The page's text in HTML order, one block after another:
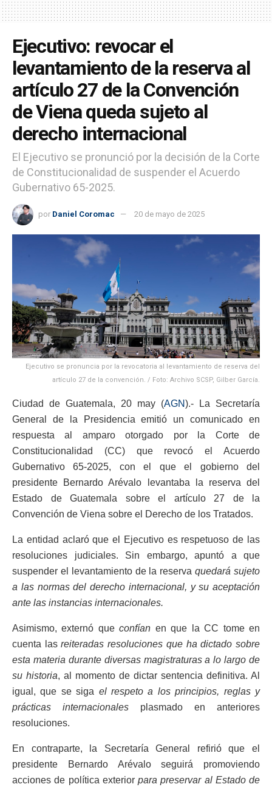
Ejecutivo: revocar el
levantamiento de la reserva al
artículo 27 de la Convención
de Viena queda sujeto al
derecho internacional
El Ejecutivo se pronunció por la decisión de la Corte
de Constitucionalidad de suspender el Acuerdo
Gubernativo 65-2025.
por Daniel Coromac 20 de mayo de 2025
Ejecutivo se pronuncia por la revocatoria al levantamiento de reserva del
artículo 27 de la convención. / Foto: Archivo SCSP, Gilber García.
Ciudad de Guatemala, 20 may (AGN).- La Secretaría
General de la Presidencia emitió un comunicado en
respuesta al amparo otorgado por la Corte de
Constitucionalidad (CC) que revocó el Acuerdo
Gubernativo 65-2025, con el que el gobierno del
presidente Bernardo Arévalo levantaba la reserva del
Estado de Guatemala sobre el artículo 27 de la
Convención de Viena sobre el Derecho de los Tratados.
La entidad aclaró que el Ejecutivo es respetuoso de las
resoluciones judiciales. Sin embargo, apuntó a que
suspender el levantamiento de la reservaquedará sujeto
a las normas del derecho internacional, y su aceptación
ante las instancias internacionales.
Asimismo, externó queconfían en que la CC tome en
cuenta lasreiteradas resoluciones que ha dictado sobre
esta materia durante diversas magistraturas a lo largo de
su historia, al momento de dictar sentencia definitiva. Al
igual, que se siga el respeto a los principios, reglas y
prácticas internacionales plasmado en anteriores
resoluciones.
En contraparte, la Secretaría General refirió que el
presidente Bernardo Arévalo seguirá promoviendo
acciones de política exterior para preservar al Estado de